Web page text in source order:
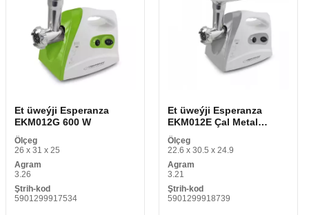
Et üweýji Esperanza
EKM012G 600 W
Ölçeg
26 x 31 x 25
Agram
3.26
Ştrih-kod
5901299917534
Et üweýji Esperanza
EKM012E Çal Metal
Paslanmaýan polat 600 W
Ölçeg
22.6 x 30.5 x 24.9
Agram
3.21
Ştrih-kod
5901299918739